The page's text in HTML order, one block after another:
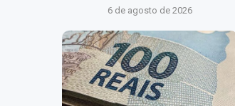
6 de agosto de 2026